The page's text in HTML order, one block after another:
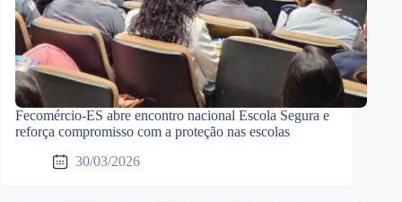
Fecomércio-ES abre encontro nacional Escola Segura e
reforça compromisso com a proteção nas escolas
30/03/2026